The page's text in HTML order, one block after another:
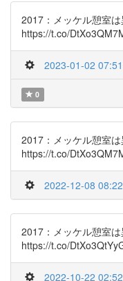
2017：メッケル憩室は
https://t.co/
2023-01-02
0
2017：メッケル憩室は
https://t.co/
2022-12-08
2017：メッケル憩室は
https://t.co/
2022-10-22